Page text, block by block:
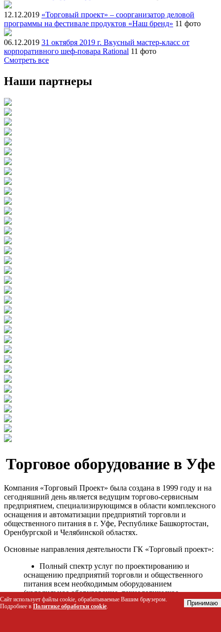
12.12.2019 «Торговый проект» – соорганизатор деловой
программы на фестивале продуктов «Наш бренд» 11 фото
06.12.2019 31 октября 2019 г. Вкусный мастер-класс от
корпоративного шеф-повара Rational 11 фото
Смотреть все
Наши партнеры
Торговое оборудование в Уфе
Компания «Торговый Проект» была создана в 1999 году и на
сегодняшний день является ведущим торгово-сервисным
предприятием, специализирующимся в области комплексного
оснащения и автоматизации предприятий торговли и
общественного питания в г. Уфе, Республике Башкортостан,
Оренбургской и Челябинской областях.
Основные направления деятельности ГК «Торговый проект»:
Полный спектр услуг по проектированию и
оснащению предприятий торговли и общественного
питания всем необходимым оборудованием
(холодильное оборудование, технологическое
оборудование, стеллажное оборудование и т.д.);
Автоматизация торговых процессов и внедрения
Сайт использует файлы cookie, обрабатываемые Вашим браузером.
Подробнее в Политике обработки cookie. Принимаю